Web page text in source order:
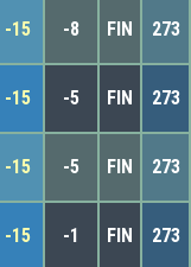
-15 -8 FIN 273
-15 -5 FIN 273
-15 -5 FIN 273
-15 -1 FIN 273